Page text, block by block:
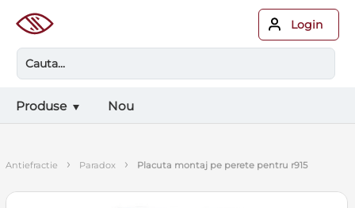
Login
Produse Nou
antiefractie › paradox › placuta montaj pe perete pentru r915